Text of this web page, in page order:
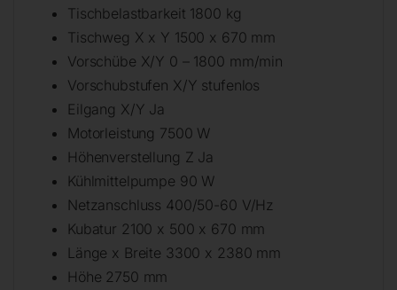
Tischbelastbarkeit 1800 kg
Tischweg X x Y 1500 x 670 mm
Vorschübe X/Y 0 – 1800 mm/min
Vorschubstufen X/Y stufenlos
Eilgang X/Y Ja
Motorleistung 7500 W
Höhenverstellung Z Ja
Kühlmittelpumpe 90 W
Netzanschluss 400/50-60 V/Hz
Kubatur 2100 x 500 x 670 mm
Länge x Breite 3300 x 2380 mm
Höhe 2750 mm